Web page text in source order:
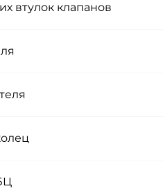
втулок клапанов